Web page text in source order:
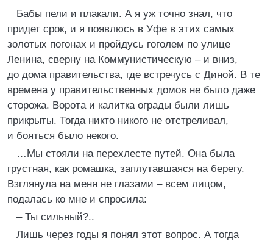
Бабы пели и плакали. А я уж точно знал, что
придет срок, и я появлюсь в Уфе в этих самых
золотых погонах и пройдусь гоголем по улице
Ленина, сверну на Коммунистическую – и вниз,
до дома правительства, где встречусь с Диной. В те
времена у правительственных домов не было даже
сторожа. Ворота и калитка ограды были лишь
прикрыты. Тогда никто никого не отстреливал,
и бояться было некого.
…Мы стояли на перехлесте путей. Она была
грустная, как ромашка, заплутавшаяся на берегу.
Взглянула на меня не глазами – всем лицом,
подалась ко мне и спросила:
– Ты сильный?..
Лишь через годы я понял этот вопрос. А тогда